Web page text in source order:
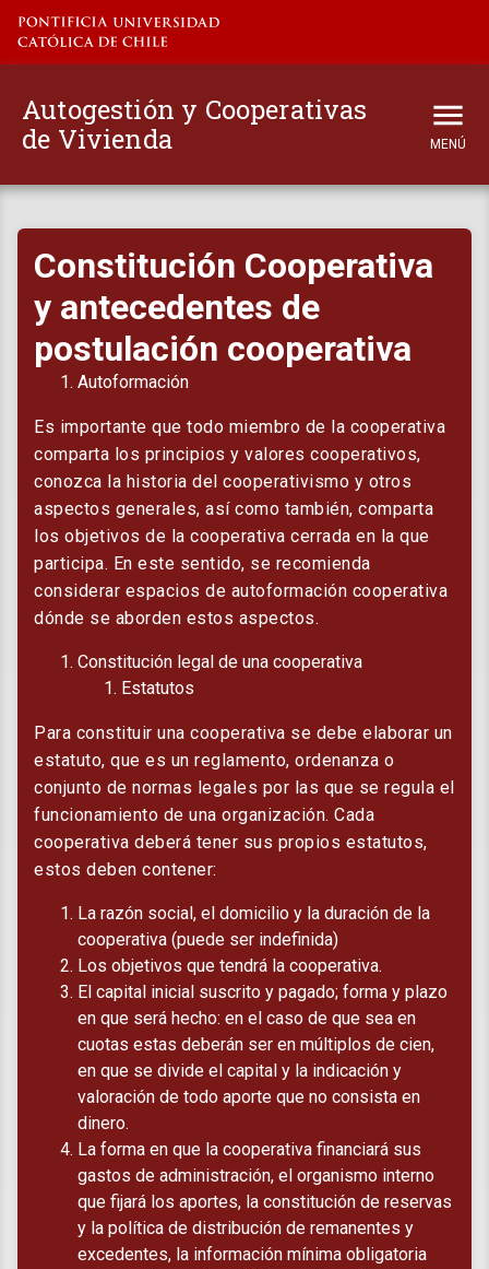
Autogestión y Cooperativas
de Vivienda
MENÚ
El proyecto
Principios y conceptos
Guía práctica
Modelaciones
Vínculos Externos
Constitución Cooperativa
y antecedentes de
postulación cooperativa
Autoformación
Es importante que todo miembro de la cooperativa
comparta los principios y valores cooperativos,
conozca la historia del cooperativismo y otros
aspectos generales, así como también, comparta
los objetivos de la cooperativa cerrada en la que
participa. En este sentido, se recomienda
considerar espacios de autoformación cooperativa
dónde se aborden estos aspectos.
Constitución legal de una cooperativa
Estatutos
Para constituir una cooperativa se debe elaborar un
estatuto, que es un reglamento, ordenanza o
conjunto de normas legales por las que se regula el
funcionamiento de una organización. Cada
cooperativa deberá tener sus propios estatutos,
estos deben contener:
La razón social, el domicilio y la duración de la
cooperativa (puede ser indefinida)
Los objetivos que tendrá la cooperativa.
El capital inicial suscrito y pagado; forma y plazo
en que será hecho: en el caso de que sea en
cuotas estas deberán ser en múltiplos de cien,
en que se divide el capital y la indicación y
valoración de todo aporte que no consista en
dinero.
La forma en que la cooperativa financiará sus
gastos de administración, el organismo interno
que fijará los aportes, la constitución de reservas
y la política de distribución de remanentes y
excedentes, la información mínima obligatoria